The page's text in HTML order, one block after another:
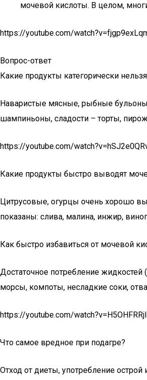
мочевой кислоты. В целом,
https://youtube.com/
Вопрос-ответ
Какие продукты категорически
Наваристые мясные, рыбные
шампиньоны, сладости – торты,
https://youtube.com/
Какие продукты быстро выводят
Цитрусовые, огурцы очень хорошо
показаны: слива, малина, инжир,
Как быстро избавиться от мочевой
Достаточное потребление
морсы, компоты, несладкие соки,
https://youtube.com/
Что самое вредное при подагре?
Отход от диеты, употребление